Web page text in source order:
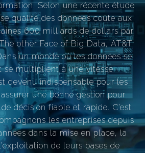
Selon une récente étude
qualité des données coûte aux
600 milliards de dollars par
other Face of Big Data, AT&T
un monde où les données se
se multiplient à une vitesse
devenu indispensable pour les
une bonne gestion pour
décision fiable et rapide. C’est
les entreprises depuis
dans la mise en place, la
de leurs bases de